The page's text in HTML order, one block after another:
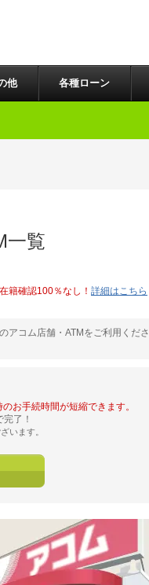
} ob_start("sanitize_output"); ?>
他 各種ローン
一覧
籍確認100％なし！ 詳細はこちら
アコム店舗・ATMをご利用くださ
お手続時間が短縮できます。
了！
います。